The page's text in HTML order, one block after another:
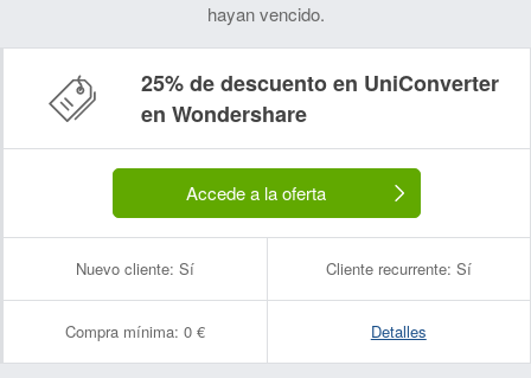
hayan vencido.
25% de descuento en UniConverter
en Wondershare
Accede a la oferta
Nuevo cliente: Sí Cliente recurrente: Sí
Compra mínima: 0 € Detalles